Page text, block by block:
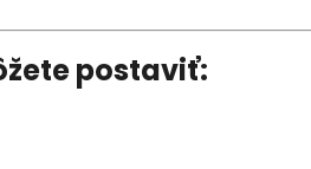
postaviť: